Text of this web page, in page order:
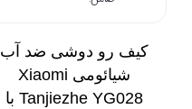
کیف رو دوشی ضد آب
شیائومی Xiaomi
Tanjiezhe YG028 با